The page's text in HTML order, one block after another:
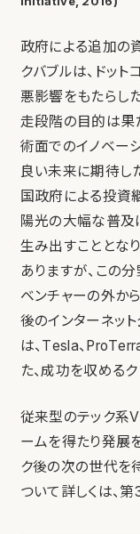
政府による追加の
クバブルは、ドッ
悪影響をもたらし
走段階の目的は果
術面でのイノベー
良い未来に期待し
国政府による投資
陽光の大幅な普及
生み出すこととな
ありますが、この
ベンチャーの外か
後のインターネッ
は、Tesla、
た、成功を収める
従来型のテック系
ームを得たり発展
ク後の次の世代を
ついて詳しくは、第